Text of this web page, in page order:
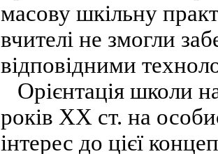
масову шкільну
вчителі не змогли
відповідними
Орієнтація школи
років XX ст. на
інтерес до цієї